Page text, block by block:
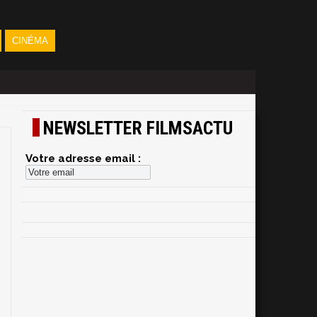
CINÉMA
NEWSLETTER FILMSACTU
Votre adresse email :